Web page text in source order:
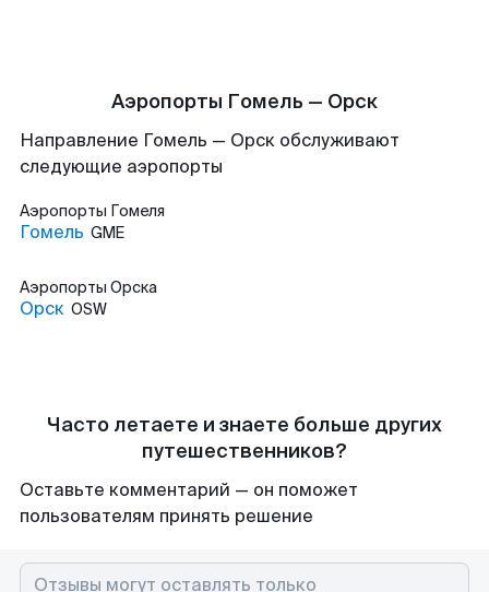
Аэропорты Гомель — Орск
Направление Гомель — Орск обслуживают
следующие аэропорты
Аэропорты Гомеля
Гомель GME
Аэропорты Орска
Орск OSW
Часто летаете и знаете больше других
путешественников?
Оставьте комментарий — он поможет
пользователям принять решение